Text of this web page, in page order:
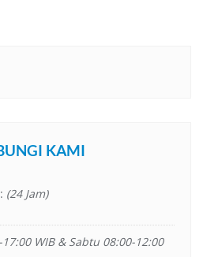
KAMI
(24 Jam)
WIB & Sabtu 08:00-12:00